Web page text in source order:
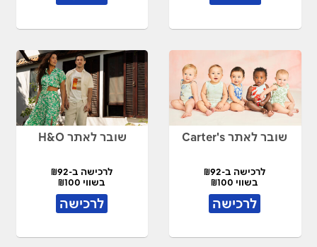
שובר לאתר Carter's
לרכישה ב-₪92
בשווי ₪100
לרכישה
שובר לאתר H&O
לרכישה ב-₪92
בשווי ₪100
לרכישה